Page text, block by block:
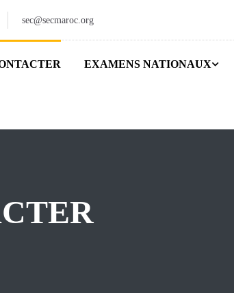
sec@secmaroc.org
EXAMENS NATIONAUX